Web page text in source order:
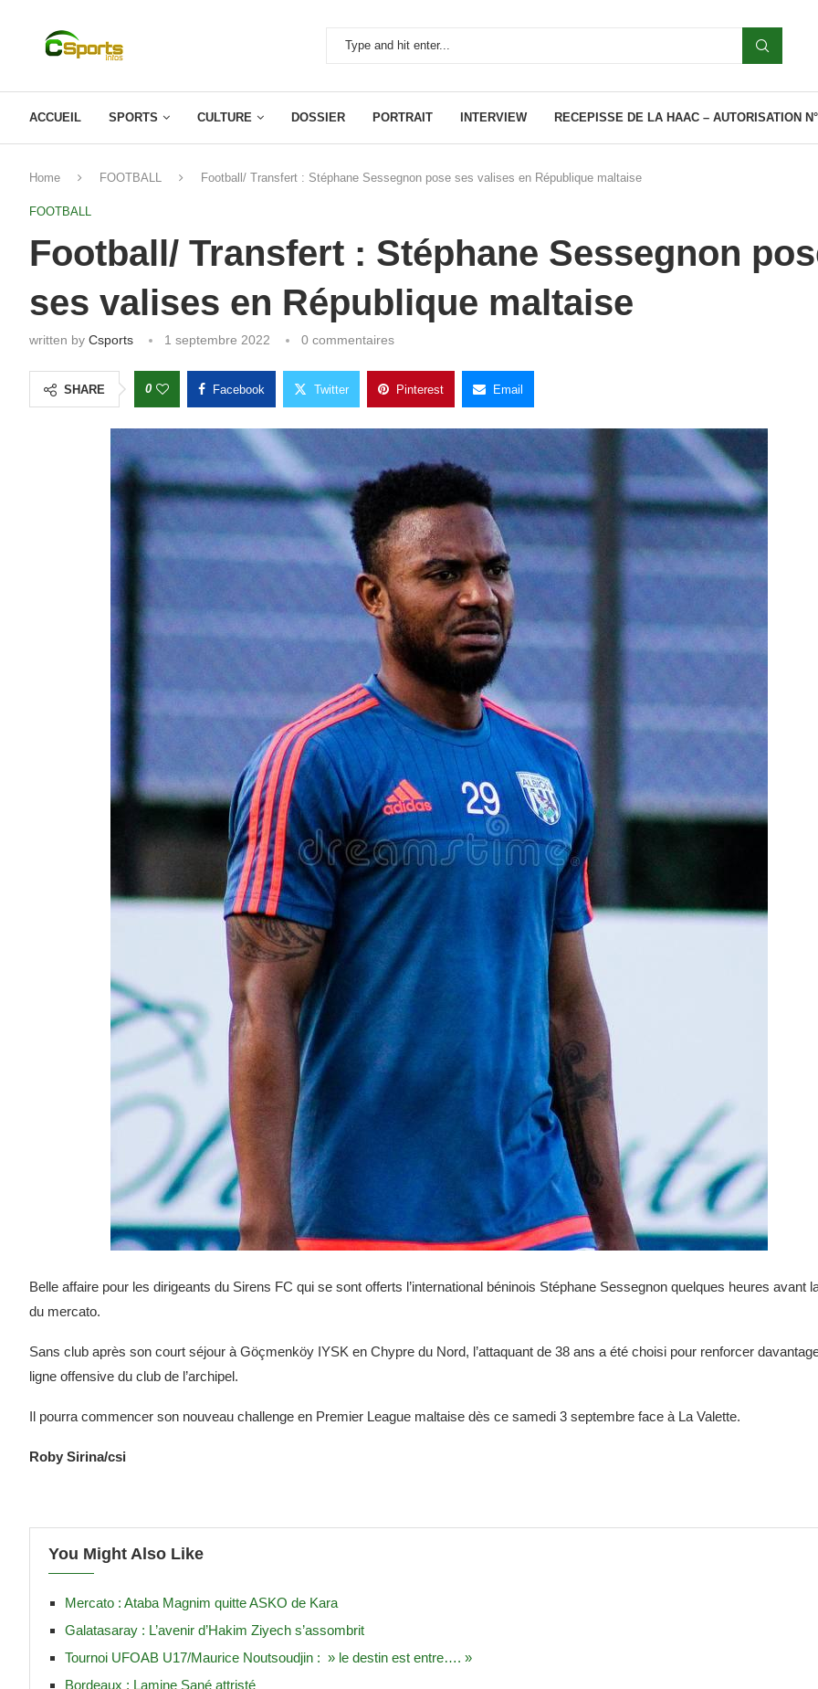
ACCUEIL SPORTS CULTURE DOSSIER PORTRAIT INTERVIEW RECEPISSE DE LA HAAC – AUTORISATION
Home FOOTBALL Football/ Transfert : Stéphane Sessegnon pose ses valises en République maltaise
FOOTBALL
Football/ Transfert : Stéphane Sessegnon
ses valises en République maltaise
written by Csports 1 septembre 2022 0 commentaires
SHARE 0 Facebook Twitter Pinterest Email
Belle affaire pour les dirigeants du Sirens FC qui se sont offerts l’international béninois Stéphane Sessegnon quelques heures avant
du mercato.
Sans club après son court séjour à Göçmenköy IYSK en Chypre du Nord, l’attaquant de 38 ans a été choisi pour renforcer
ligne offensive du club de l’archipel.
Il pourra commencer son nouveau challenge en Premier League maltaise dès ce samedi 3 septembre face à La Valette.
Roby Sirina/csi
You Might Also Like
Mercato : Ataba Magnim quitte ASKO de Kara
Galatasaray : L’avenir d’Hakim Ziyech s’assombrit
Tournoi UFOAB U17/Maurice Noutsoudjin : » le destin est entre…. »
Bordeaux : Lamine Sané attristé